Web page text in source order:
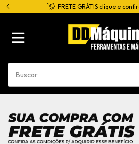
FRETE GRÁTIS clique e